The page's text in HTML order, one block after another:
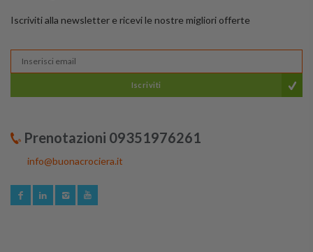
Iscriviti alla newsletter e ricevi le nostre migliori offerte
Iscriviti
Prenotazioni 09351976261
info@buonacrociera.it